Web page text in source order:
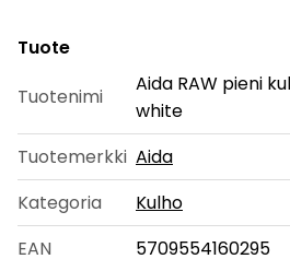
Tuote
Tuotenimi
Aida RAW pieni
white
Tuotemerkki Aida
Kategoria
Kulho
EAN
5709554160295